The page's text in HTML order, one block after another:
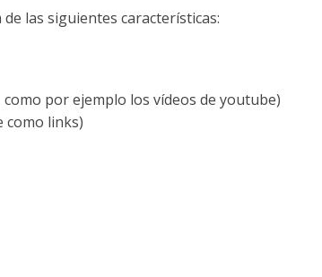
las siguientes características:
por ejemplo los vídeos de youtube)
como links)